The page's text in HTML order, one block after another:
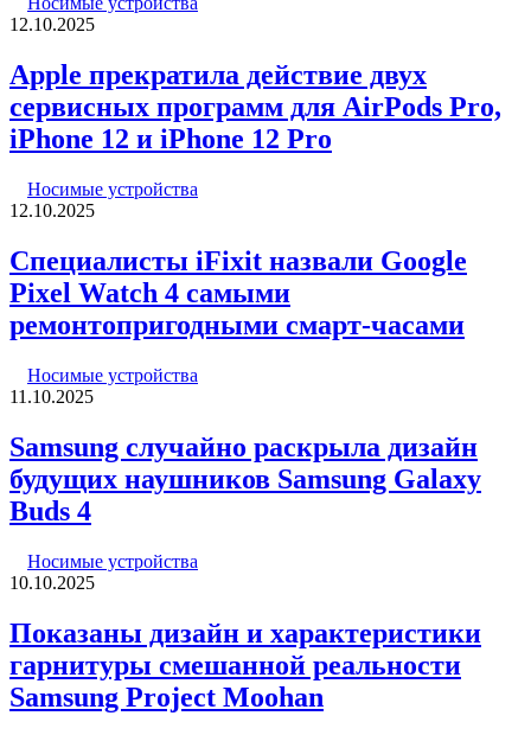
12.10.2025
Apple прекратила действие двух
сервисных программ для AirPods Pro,
iPhone 12 и iPhone 12 Pro
Носимые устройства
12.10.2025
Специалисты iFixit назвали Google
Pixel Watch 4 самыми
ремонтопригодными смарт-часами
Носимые устройства
11.10.2025
Samsung случайно раскрыла дизайн
будущих наушников Samsung Galaxy
Buds 4
Носимые устройства
10.10.2025
Показаны дизайн и характеристики
гарнитуры смешанной реальности
Samsung Project Moohan